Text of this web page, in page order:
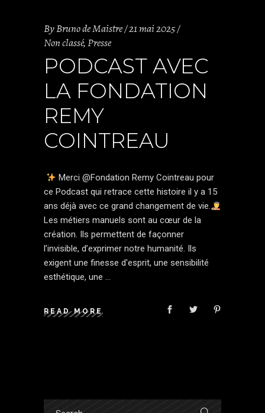
ByBruno de Maistre 21 mai 2025
Non classé,Presse
PODCAST AVEC
LA FONDATION
REMY
COINTREAU
Merci @Fondation Remy Cointreau pour
ce Podcast qui retrace cette histoire il y a 15
ans déjà avec ce grand changement de vie.
Les métiers manuels sont au cœur de la
création. Ils permettent de façonner
l’invisible, d’exprimer notre humanité. Ils
exigent une finesse d'esprit, une sensibilité
esthétique, une
READ MORE